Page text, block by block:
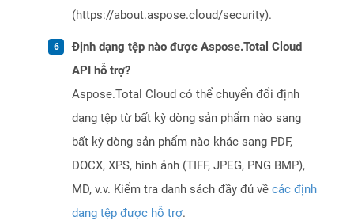
(https://about.aspose.cloud/security).
Định dạng tệp nào được Aspose.Total Cloud
API hỗ trợ?
Aspose.Total Cloud có thể chuyển đổi định
dạng tệp từ bất kỳ dòng sản phẩm nào sang
bất kỳ dòng sản phẩm nào khác sang PDF,
DOCX, XPS, hình ảnh (TIFF, JPEG, PNG BMP),
MD, v.v. Kiểm tra danh sách đầy đủ về các định
dạng tệp được hỗ trợ.